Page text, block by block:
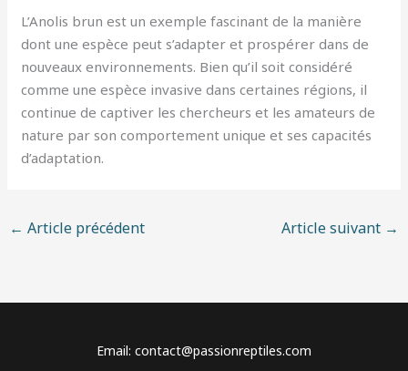
L’Anolis brun est un exemple fascinant de la manière
dont une espèce peut s’adapter et prospérer dans de
nouveaux environnements. Bien qu’il soit considéré
comme une espèce invasive dans certaines régions, il
continue de captiver les chercheurs et les amateurs de
nature par son comportement unique et ses capacités
d’adaptation.
← Article précédent Article suivant →
Email: contact@passionreptiles.com